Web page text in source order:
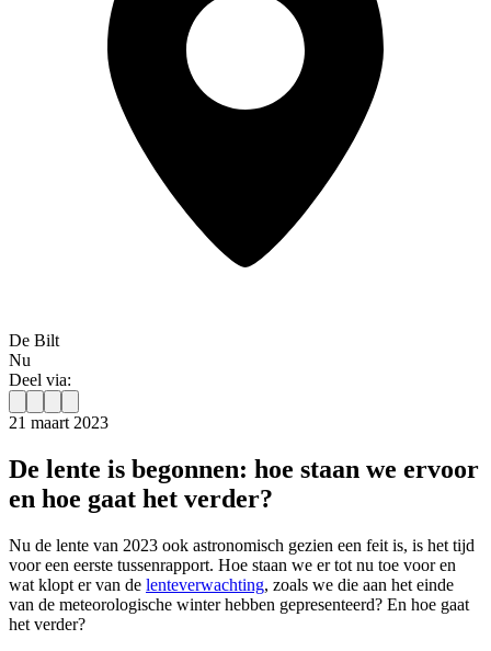
De Bilt
Nu
Deel via:
21 maart 2023
De lente is begonnen: hoe staan we ervoor
en hoe gaat het verder?
Nu de lente van 2023 ook astronomisch gezien een feit is, is het tijd
voor een eerste tussenrapport. Hoe staan we er tot nu toe voor en
wat klopt er van de lenteverwachting, zoals we die aan het einde
van de meteorologische winter hebben gepresenteerd? En hoe gaat
het verder?